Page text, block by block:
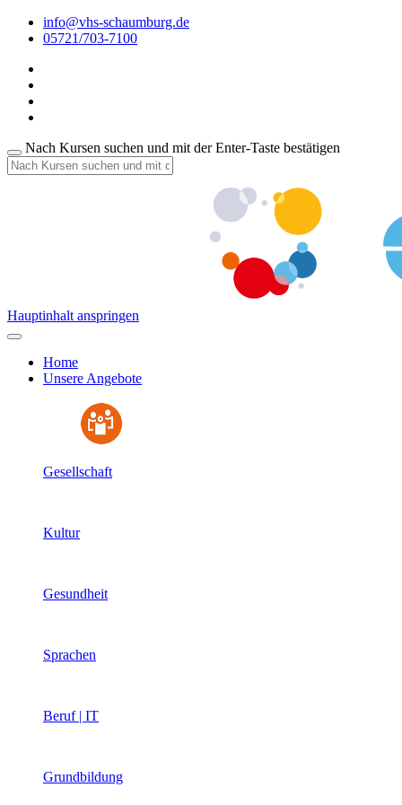
info@vhs-schaumburg.de
05721/703-7100
Nach Kursen suchen und mit der Enter-Taste bestätigen
Hauptinhalt anspringen
Home
Unsere Angebote
Gesellschaft
Kultur
Gesundheit
Sprachen
Beruf | IT
Grundbildung